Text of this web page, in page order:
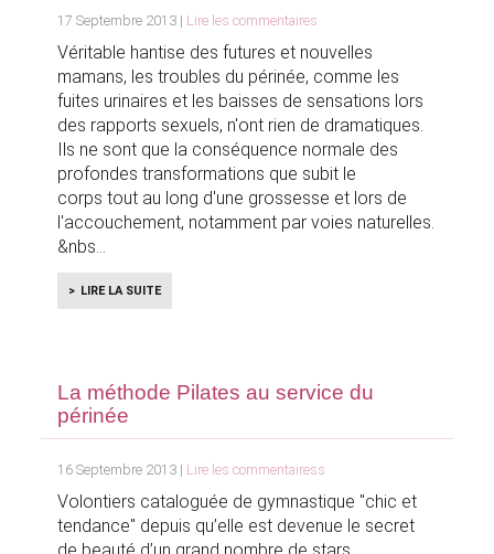
17 Septembre 2013 | Lire les commentaires
Véritable hantise des futures et nouvelles
mamans, les troubles du périnée, comme les
fuites urinaires et les baisses de sensations lors
des rapports sexuels, n'ont rien de dramatiques.
Ils ne sont que la conséquence normale des
profondes transformations que subit le
corps tout au long d'une grossesse et lors de
l'accouchement, notamment par voies naturelles.
&nbs
LIRE LA SUITE
La méthode Pilates au service du
périnée
16 Septembre 2013 | Lire les commentairess
Volontiers cataloguée de gymnastique "chic et
tendance" depuis qu’elle est devenue le secret